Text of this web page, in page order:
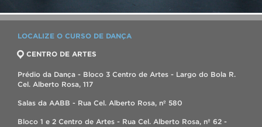
LOCALIZE O CURSO DE DANÇA
CENTRO DE ARTES
Prédio da Dança - Bloco 3 Centro de Artes - Largo do Bola R.
Cel. Alberto Rosa, 117
Salas da AABB - Rua Cel. Alberto Rosa, nº 580
Bloco 1 e 2 Centro de Artes - Rua Cel. Alberto Rosa, nº 62 -